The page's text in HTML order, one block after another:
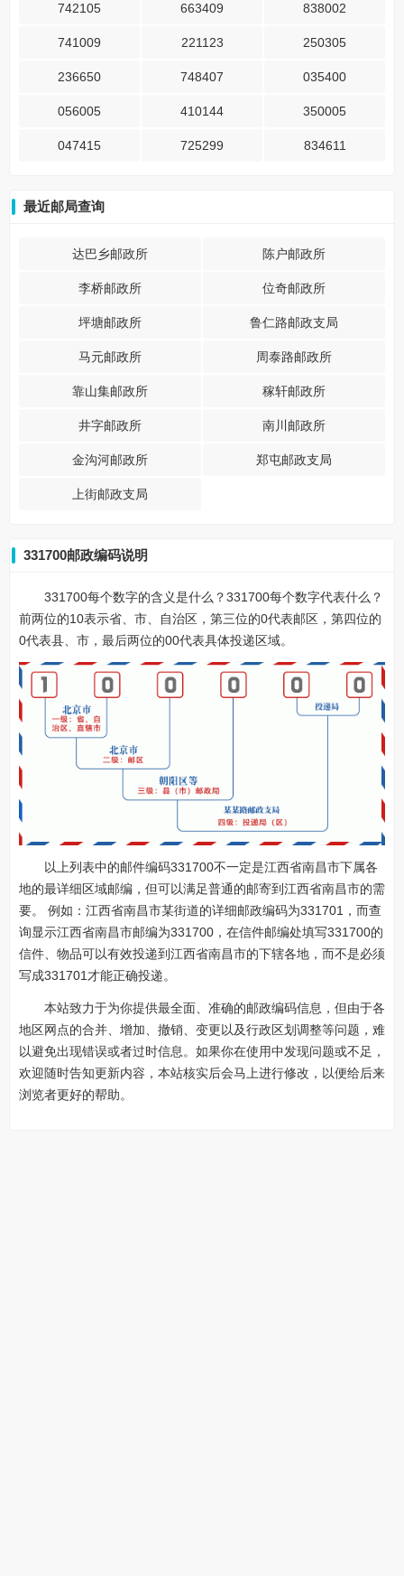
742105 663409 838002
741009 221123 250305
236650 748407 035400
056005 410144 350005
047415 725299 834611
最近邮局查询
达巴乡邮政所 陈户邮政所
李桥邮政所 位奇邮政所
坪塘邮政所 鲁仁路邮政支局
马元邮政所 周泰路邮政所
靠山集邮政所 稼轩邮政所
井字邮政所 南川邮政所
金沟河邮政所 郑屯邮政支局
上街邮政支局
331700邮政编码说明
331700每个数字的含义是什么？331700每个数字代表什么？
前两位的10表示省、市、自治区，第三位的0代表邮区，第四位的
0代表县、市，最后两位的00代表具体投递区域。
以上列表中的邮件编码331700不一定是江西省南昌市下属各
地的最详细区域邮编，但可以满足普通的邮寄到江西省南昌市的需
要。 例如：江西省南昌市某街道的详细邮政编码为331701，而查
询显示江西省南昌市邮编为331700，在信件邮编处填写331700的
信件、物品可以有效投递到江西省南昌市的下辖各地，而不是必须
写成331701才能正确投递。
本站致力于为你提供最全面、准确的邮政编码信息，但由于各
地区网点的合并、增加、撤销、变更以及行政区划调整等问题，难
以避免出现错误或者过时信息。如果你在使用中发现问题或不足，
欢迎随时告知更新内容，本站核实后会马上进行修改，以便给后来
浏览者更好的帮助。